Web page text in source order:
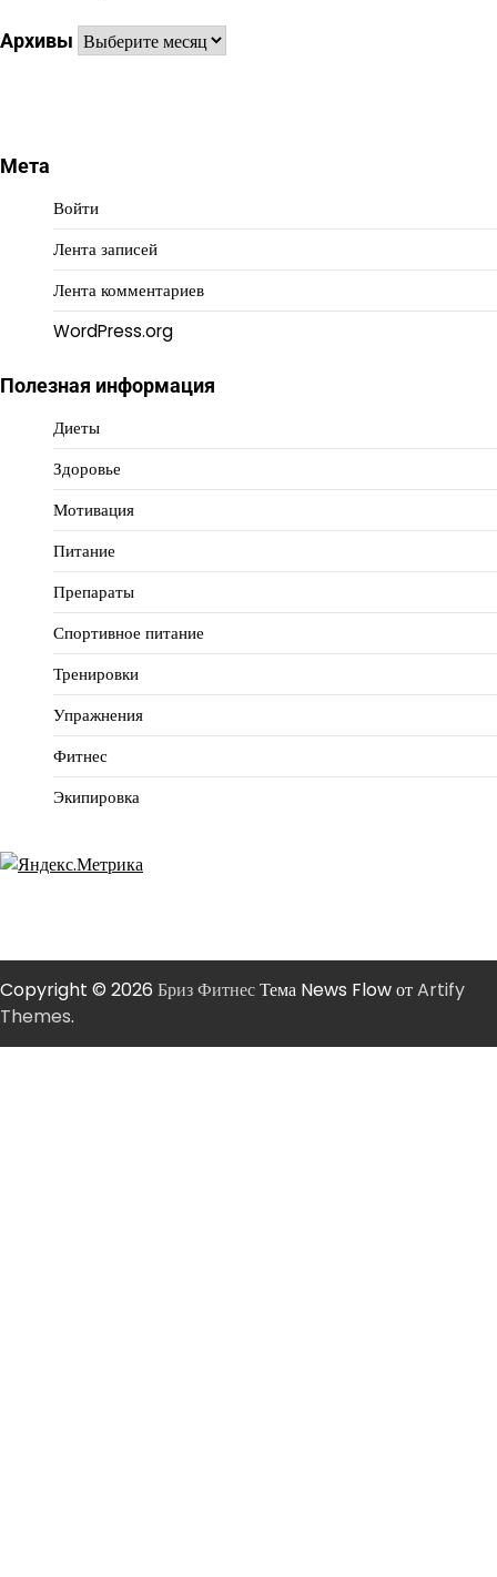
Архивы Архивы
Мета
Войти
Лента записей
Лента комментариев
WordPress.org
Полезная информация
Диеты
Здоровье
Мотивация
Питание
Препараты
Спортивное питание
Тренировки
Упражнения
Фитнес
Экипировка
Copyright © 2026 Бриз ФитнесТема News Flow отArtify
Themes.